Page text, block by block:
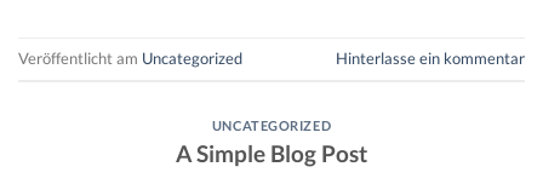
Veröffentlicht am Uncategorized Hinterlasse ein kommentar
UNCATEGORIZED
A Simple Blog Post